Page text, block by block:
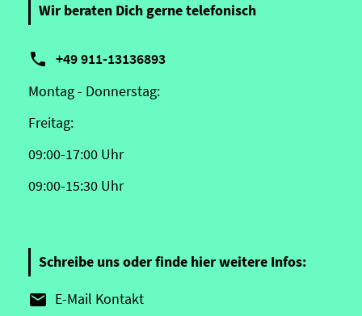
Wir beraten Dich gerne telefonisch
 +49 911-13136893
Montag - Donnerstag:
Freitag:
09:00-17:00 Uhr
09:00-15:30 Uhr
Schreibe uns oder finde hier weitere Infos:
 E-Mail Kontakt